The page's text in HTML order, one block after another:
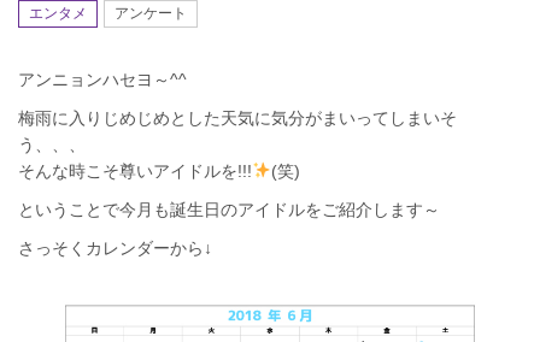
エンタメ アンケート
アンニョンハセヨ～^^
梅雨に入りじめじめとした天気に気分がまいってしまいそ
う、、、
そんな時こそ尊いアイドルを!!!
(笑)
ということで今月も誕生日のアイドルをご紹介します～
さっそくカレンダーから↓